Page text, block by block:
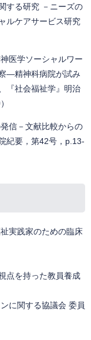
する研究 －ニーズの
ルケアサービス研究
医学ソーシャルワー
―精神科病院が試み
『社会福祉学』明治
信－文献比較からの
紀要，第42号，p.13-
実践家のための臨床
点を持った教員養成
に関する協議会 委員